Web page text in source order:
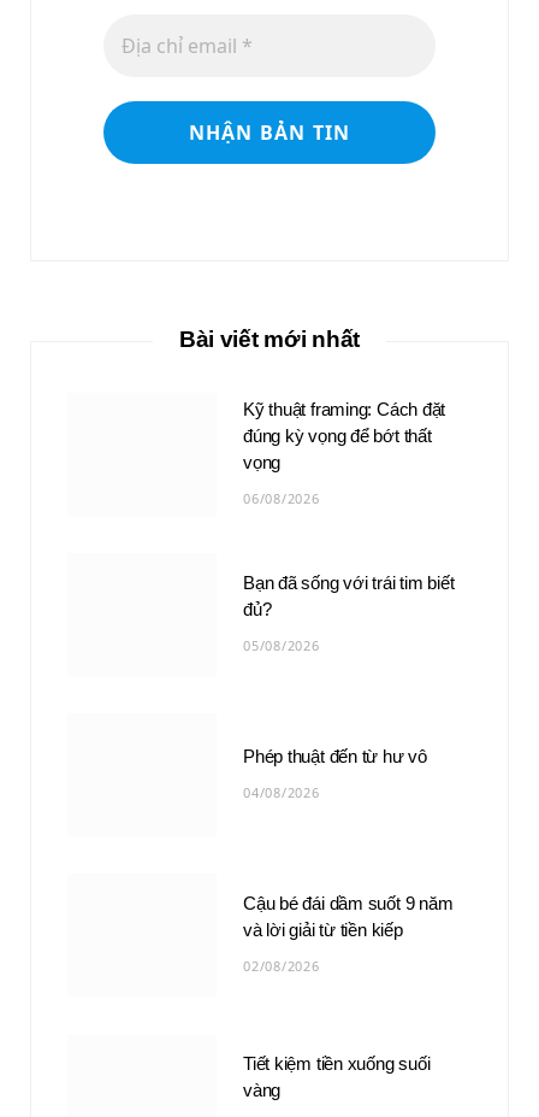
Bài viết mới nhất
Kỹ thuật framing: Cách đặt
đúng kỳ vọng để bớt thất
vọng
06/08/2026
Bạn đã sống với trái tim biết
đủ?
05/08/2026
Phép thuật đến từ hư vô
04/08/2026
Cậu bé đái dầm suốt 9 năm
và lời giải từ tiền kiếp
02/08/2026
Tiết kiệm tiền xuống suối
vàng